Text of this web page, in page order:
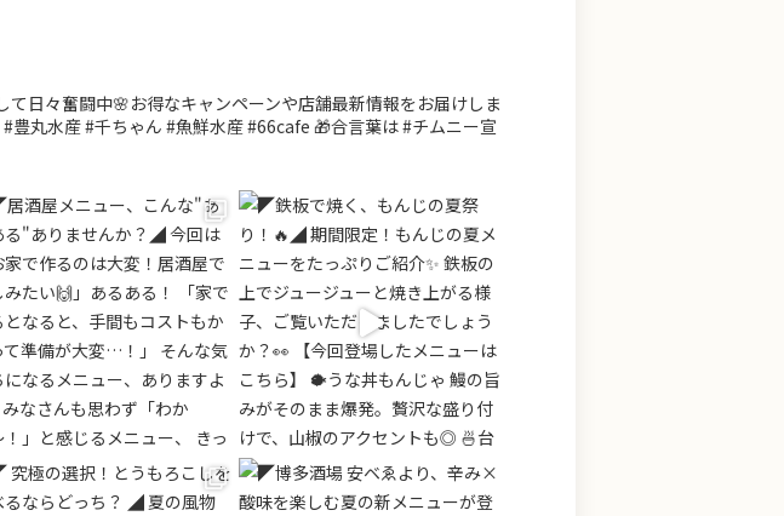
日々奮闘中🌸お得なキャンペーンや店舗最新情報をお届けしま
丸水産 #千ちゃん #魚鮮水産 #66cafe 🎁合言葉は #チムニー宣